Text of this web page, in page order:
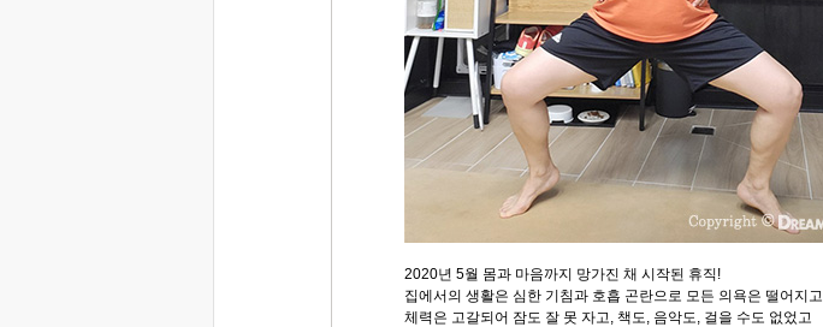
2020년 5월 몸과 마음까지 망가진 채 시작된 휴직!
집에서의 생활은 심한 기침과 호흡 곤란으로 모든 의욕은 떨어지고
체력은 고갈되어 잠도 잘 못 자고, 책도, 음악도, 걸을 수도 없었고